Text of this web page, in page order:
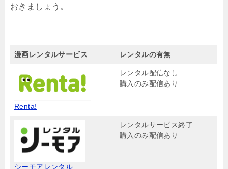
おきましょう。
漫画レンタルサービス レンタルの有無
Renta!
レンタル配信なし
購入のみ配信あり
シーモアレンタル
レンタルサービス終了
購入のみ配信あり